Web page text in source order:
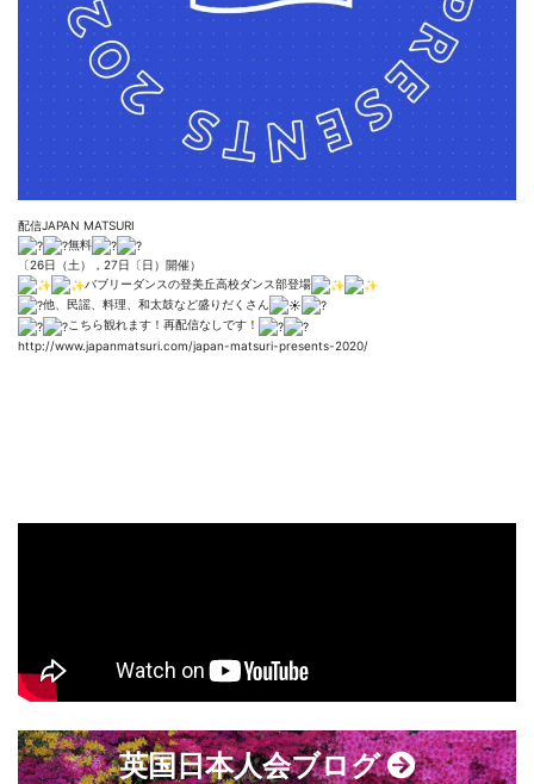
配信JAPAN MATSURI
無料
〔26日（土），27日〔日）開催）
バブリーダンスの登美丘高校ダンス部登場
他、民謡、料理、和太鼓など盛りだくさん
こちら観れます！再配信なしです！
http://www.japanmatsuri.com/japan-matsuri-presents-2020/
英国日本人会ブログ